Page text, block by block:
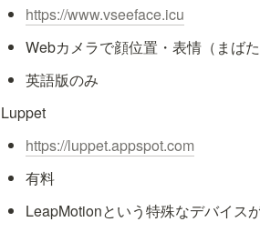
https://www.vseeface.icu
Webカメラで顔位置・表情（まば
英語版のみ
Luppet
https://luppet.appspot.com
有料
LeapMotionという特殊なデバイス